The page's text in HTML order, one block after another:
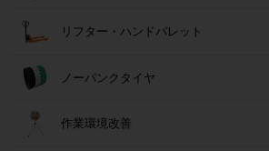
リフター・ハンドパレット
ノーパンクタイヤ
作業環境改善